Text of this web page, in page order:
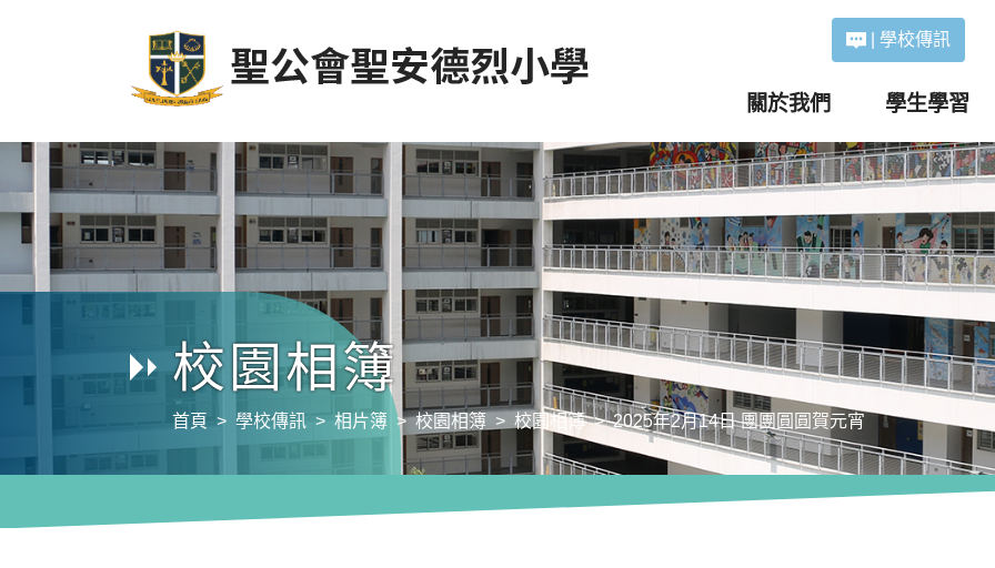
學校傳訊
關於我們 學生學習
校園相簿
首頁 學校傳訊 相片簿 校園相簿 校園相簿 2025年2月14日 團團圓圓賀元宵